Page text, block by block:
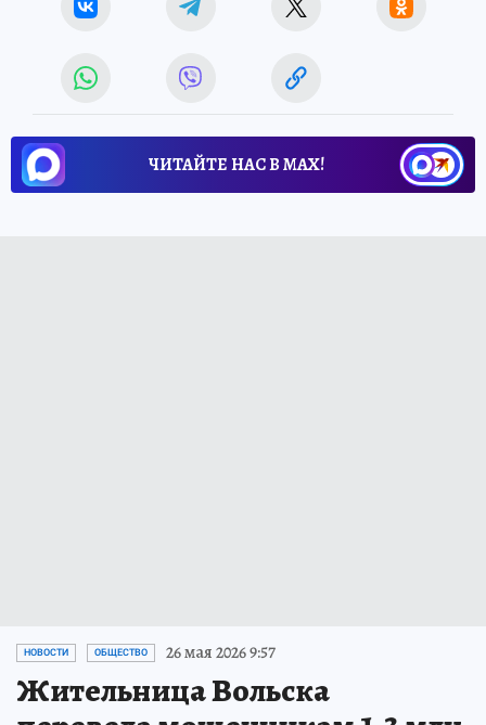
ЧИТАЙТЕ НАС В МАХ!
НОВОСТИ ОБЩЕСТВО 26 мая 2026 9:57
Жительница Вольска